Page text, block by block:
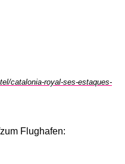
catalonia-royal-ses-estaques-
Flughafen: